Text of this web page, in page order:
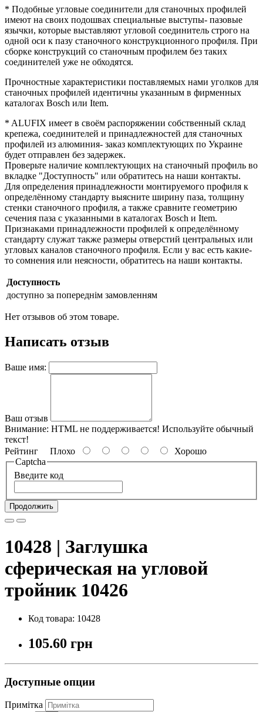
* Подобные угловые соединители для станочных профилей
имеют на своих подошвах специальные выступы- пазовые
язычки, которые выставляют угловой соединитель строго на
одной оси к пазу станочного конструкционного профиля. При
сборке конструкций со станочным профилем без таких
соединителей уже не обходятся.
Прочностные характеристики поставляемых нами уголков для
станочных профилей идентичны указанным в фирменных
каталогах Bosch или Item.
* ALUFIX имеет в своём распоряжении собственный склад
крепежа, соединителей и принадлежностей для станочных
профилей из алюминия- заказ комплектующих по Украине
будет отправлен без задержек.
Проверьте наличие комплектующих на станочный профиль во
вкладке "Доступность" или обратитесь на наши контакты.
Для определения принадлежности монтируемого профиля к
определённому стандарту выясните ширину паза, толщину
стенки станочного профиля, а также сравните геометрию
сечения паза с указанными в каталогах Bosch и Item.
Признаками принадлежности профилей к определённому
стандарту служат также размеры отверстий центральных или
угловых каналов станочного профиля. Если у вас есть какие-
то сомнения или неясности, обратитесь на наши контакты.
Доступность
доступно за попереднім замовленням
Нет отзывов об этом товаре.
Написать отзыв
Ваше имя:
Ваш отзыв
Внимание: HTML не поддерживается! Используйте обычный
текст!
Рейтинг Плохо
Хорошо
Captcha
Введите код
Продолжить
10428 | Заглушка
сферическая на угловой
тройник 10426
Код товара: 10428
105.60 грн
Доступные опции
Примітка